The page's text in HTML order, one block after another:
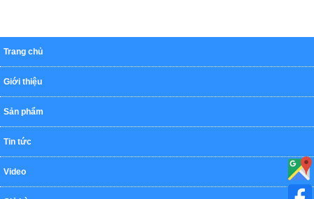
Trang chủ
Giới thiệu
Sản phẩm
Tin tức
Video